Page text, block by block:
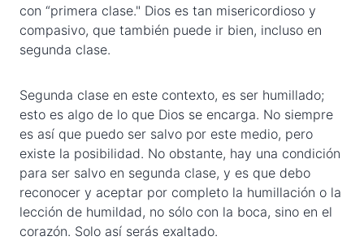
con “primera clase." Dios es tan misericordioso y
compasivo, que también puede ir bien, incluso en
segunda clase.
Segunda clase en este contexto, es ser humillado;
esto es algo de lo que Dios se encarga. No siempre
es así que puedo ser salvo por este medio, pero
existe la posibilidad. No obstante, hay una condición
para ser salvo en segunda clase, y es que debo
reconocer y aceptar por completo la humillación o la
lección de humildad, no sólo con la boca, sino en el
corazón. Solo así serás exaltado.